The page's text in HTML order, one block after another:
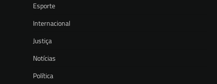
Esporte
Internacional
Justiça
Notícias
Política